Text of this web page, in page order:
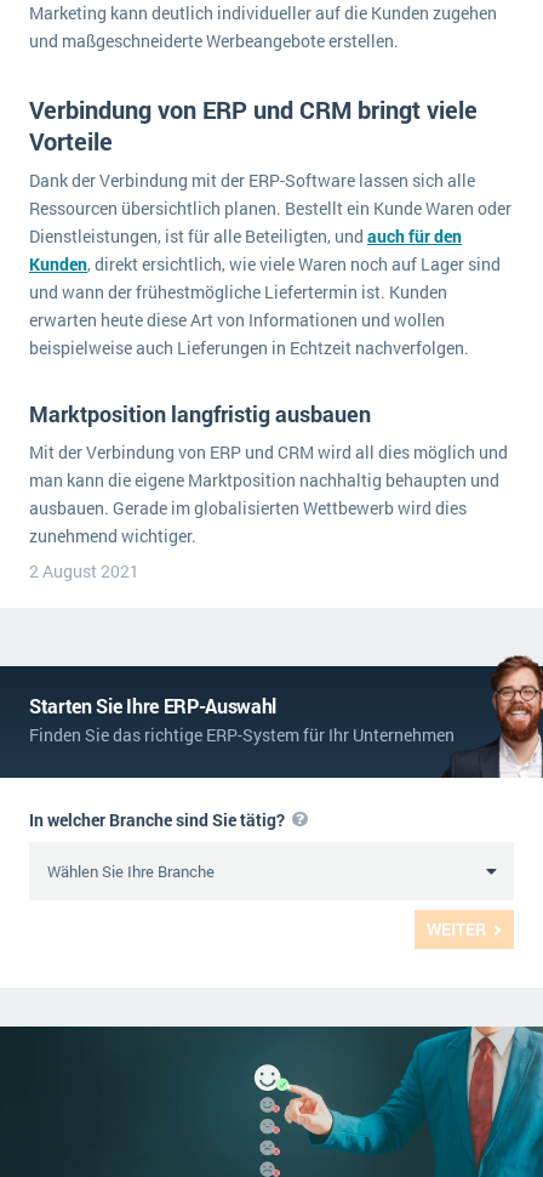
Marketing kann deutlich individueller auf die Kunden zugehen
und maßgeschneiderte Werbeangebote erstellen.
Verbindung von ERP und CRM bringt viele
Vorteile
Dank der Verbindung mit der ERP-Software lassen sich alle
Ressourcen übersichtlich planen. Bestellt ein Kunde Waren oder
Dienstleistungen, ist für alle Beteiligten, und auch für den
Kunden, direkt ersichtlich, wie viele Waren noch auf Lager sind
und wann der frühestmögliche Liefertermin ist. Kunden
erwarten heute diese Art von Informationen und wollen
beispielweise auch Lieferungen in Echtzeit nachverfolgen.
Marktposition langfristig ausbauen
Mit der Verbindung von ERP und CRM wird all dies möglich und
man kann die eigene Marktposition nachhaltig behaupten und
ausbauen. Gerade im globalisierten Wettbewerb wird dies
zunehmend wichtiger.
2 August 2021
Starten Sie Ihre ERP-Auswahl
Finden Sie das richtige ERP-System für Ihr Unternehmen
WEITER
In welcher Branche sind Sie tätig?